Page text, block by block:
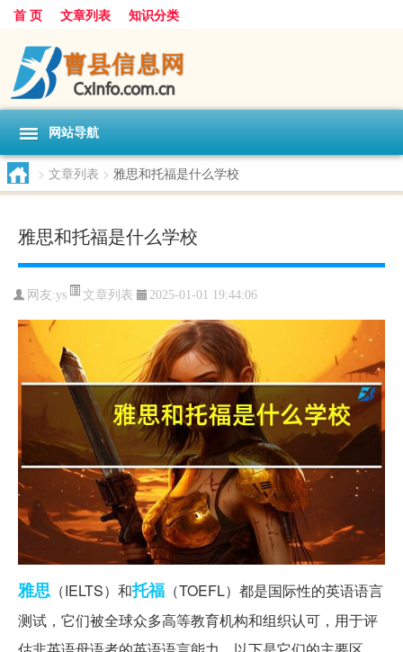
首 页 文章列表 知识分类
网站导航
> 文章列表 > 雅思和托福是什么学校
雅思和托福是什么学校
网友:ys 文章列表 2025-01-01 19:44:06
雅思 （IELTS）和托福 （TOEFL）都是国际性的英语语言
测试，它们被全球众多高等教育机构和组织认可，用于评